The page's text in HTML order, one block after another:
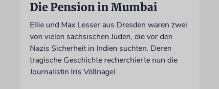
Die Pension in Mumbai
Ellie und Max Lesser aus Dresden waren zwei
von vielen sächsischen Juden, die vor den
Nazis Sicherheit in Indien suchten. Deren
tragische Geschichte recherchierte nun die
Journalistin Iris Völlnagel